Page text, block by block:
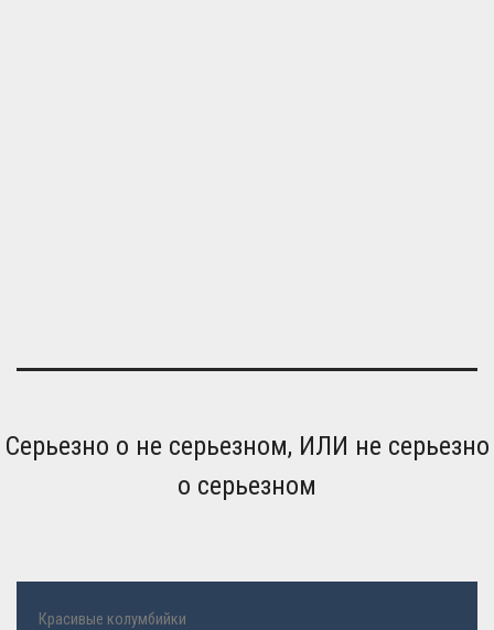
Серьезно о не серьезном, ИЛИ не серьезно
о серьезном
Красивые колумбийки